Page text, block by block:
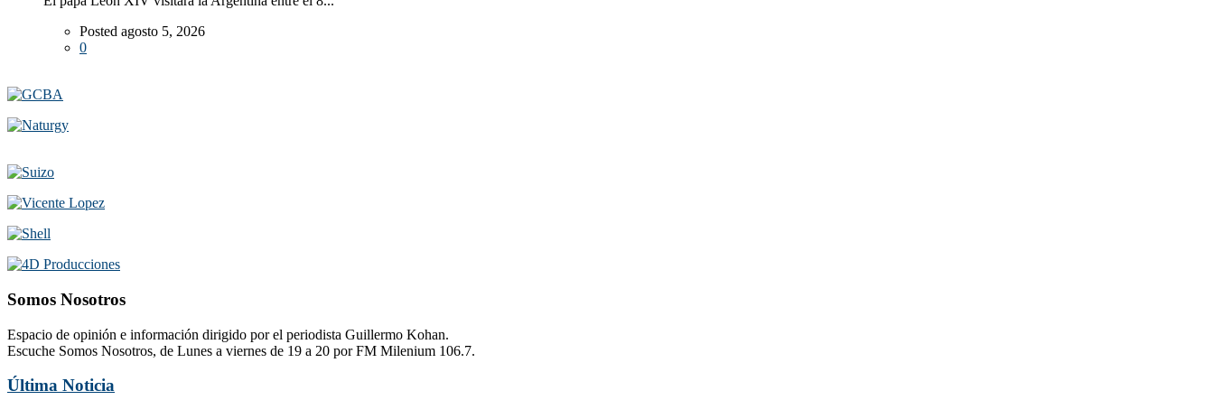
Posted agosto 5, 2026
0
Somos Nosotros
Espacio de opinión e información dirigido por el periodista Guillermo Kohan.
Escuche Somos Nosotros, de Lunes a viernes de 19 a 20 por FM Milenium 106.7.
Última Noticia